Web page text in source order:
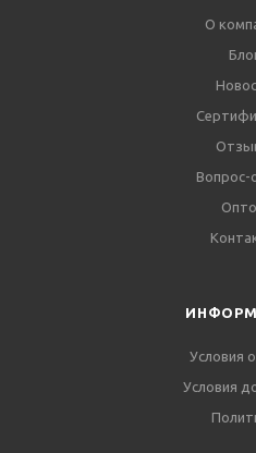
О
Вопрос-
Условия
Условия